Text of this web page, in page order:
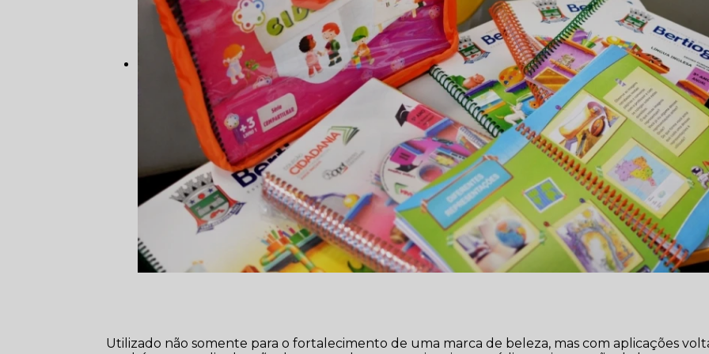
Utilizado não somente para o fortalecimento de uma marca de beleza, mas com aplicações